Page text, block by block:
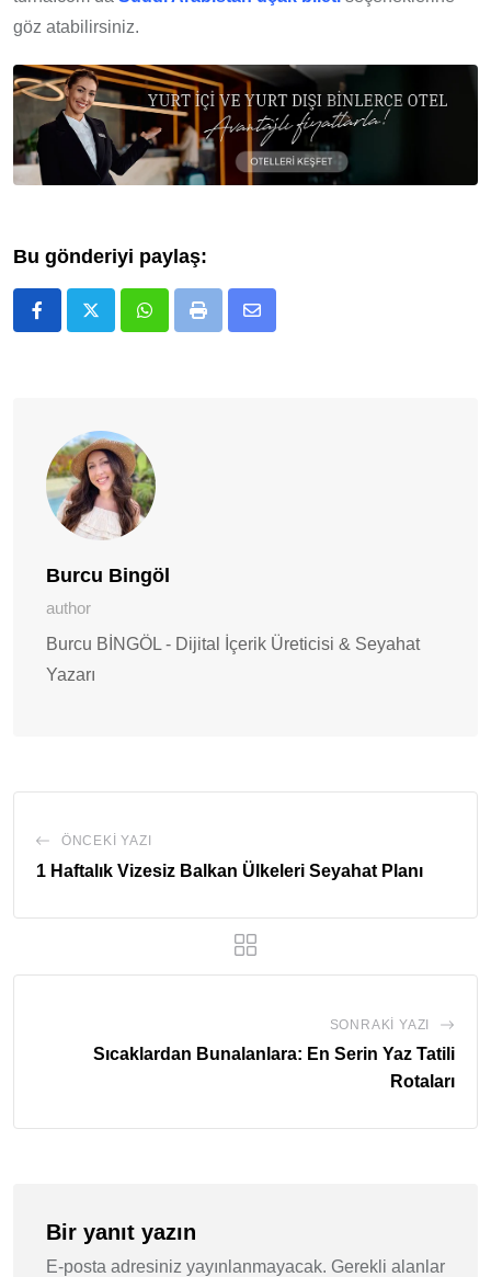
göz atabilirsiniz.
Bu gönderiyi paylaş:
Whatsapp
Print
Burcu Bingöl
author
Burcu BİNGÖL - Dijital İçerik Üreticisi & Seyahat
Yazarı
ÖNCEKI YAZI
1 Haftalık Vizesiz Balkan Ülkeleri Seyahat Planı
SONRAKI YAZI
Sıcaklardan Bunalanlara: En Serin Yaz Tatili
Rotaları
Bir yanıt yazın
E-posta adresiniz yayınlanmayacak. Gerekli alanlar